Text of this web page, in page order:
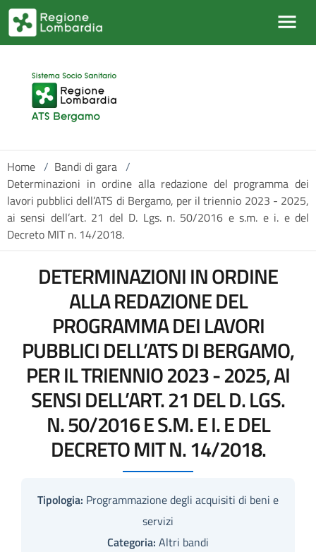
Salta al contenuto principale
Home / Bandi di gara /
Determinazioni in ordine alla redazione del programma dei
lavori pubblici dell’ATS di Bergamo, per il triennio 2023 - 2025,
ai sensi dell’art. 21 del D. Lgs. n. 50/2016 e s.m. e i. e del
Decreto MIT n. 14/2018.
DETERMINAZIONI IN ORDINE
ALLA REDAZIONE DEL
PROGRAMMA DEI LAVORI
PUBBLICI DELL’ATS DI BERGAMO,
PER IL TRIENNIO 2023 - 2025, AI
SENSI DELL’ART. 21 DEL D. LGS.
N. 50/2016 E S.M. E I. E DEL
DECRETO MIT N. 14/2018.
Tipologia: Programmazione degli acquisiti di beni e
servizi
Categoria: Altri bandi